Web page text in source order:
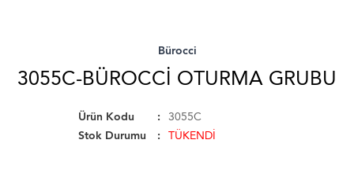
Bürocci
3055C-BÜROCCI OTURMA GRUBU
Ürün Kodu
3055C
Stok Durumu
TÜKENDİ